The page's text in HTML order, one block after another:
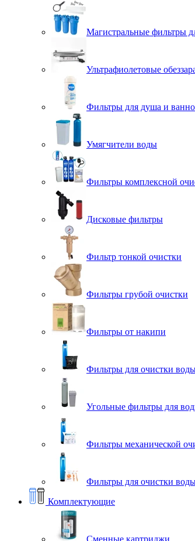
Магистральные фильтры
Ультрафиолетовые
Фильтры для душа и
Умягчители воды
Фильтры комплексной
Дисковые фильтры
Фильтр тонкой очистки
Фильтры грубой очистки
Фильтры от накипи
Фильтры для очистки
Угольные фильтры для
Фильтры механической
Фильтры для очистки
Комплектующие
Сменные картриджи